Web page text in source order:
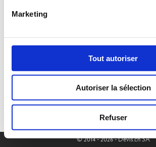
Marketing
Tout autoriser
Autoriser la sélection
Refuser
© 2014 - 2026 - Devis.ch SA